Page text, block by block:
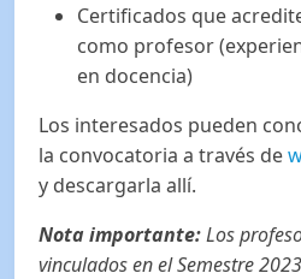
Certificados que
como profesor
en docencia)
Los interesados pueden
la convocatoria a través de
y descargarla allí.
Nota importante:Los
vinculados en el Semestre